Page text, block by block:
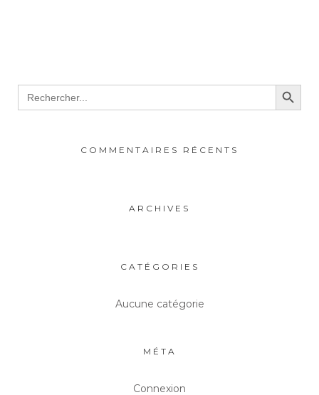
Search
for:
Search Button
COMMENTAIRES RÉCENTS
ARCHIVES
CATÉGORIES
Aucune catégorie
MÉTA
Connexion